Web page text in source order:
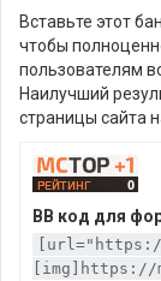
Вставьте этот
чтобы
пользователям
Наилучший
страницы сайта
BB код для
[img]https://